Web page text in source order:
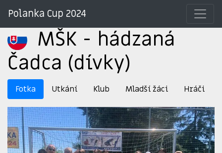
Polanka Cup 2024
MŠK - hádzaná
Čadca (dívky)
Fotka Utkání Klub Mladší žáci Hráči